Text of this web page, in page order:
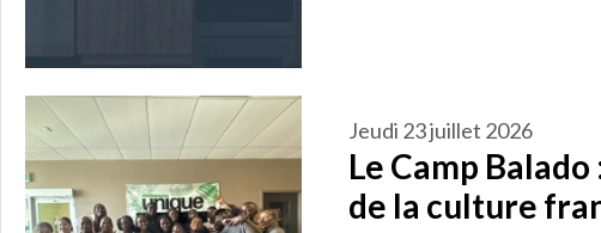
jeudi 23 juillet 2026
Le Camp
de la culture